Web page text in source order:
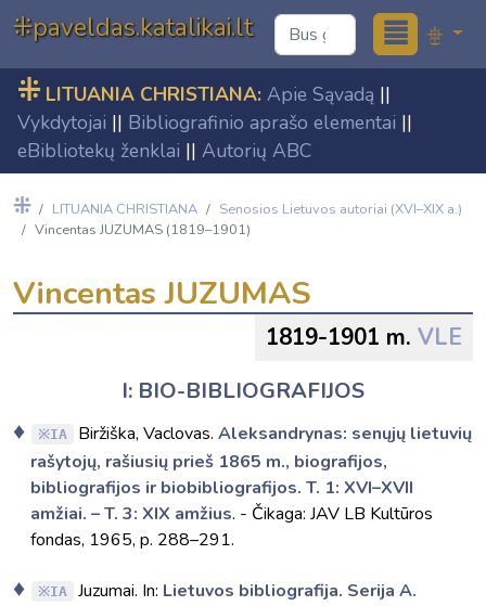
⁜paveldas.katalikai.lt ≣
⁜ LITUANIA CHRISTIANA: Apie Sąvadą ||
Vykdytojai || Bibliografinio aprašo elementai ||
eBibliotekų ženklai || Autorių ABC
⁜ LITUANIA CHRISTIANA
Senosios Lietuvos autoriai (XVI–XIX a.)
Vincentas JUZUMAS (1819–1901)
Vincentas JUZUMAS
1819-1901 m. VLE
I: BIO-BIBLIOGRAFIJOS
IA Biržiška, Vaclovas. Aleksandrynas: senųjų lietuvių
rašytojų, rašiusių prieš 1865 m., biografijos,
bibliografijos ir biobibliografijos. T. 1: XVI–XVII
amžiai. – T. 3: XIX amžius. - Čikaga: JAV LB Kultūros
fondas, 1965, p. 288–291.
IA Juzumai. In: Lietuvos bibliografija. Serija A.